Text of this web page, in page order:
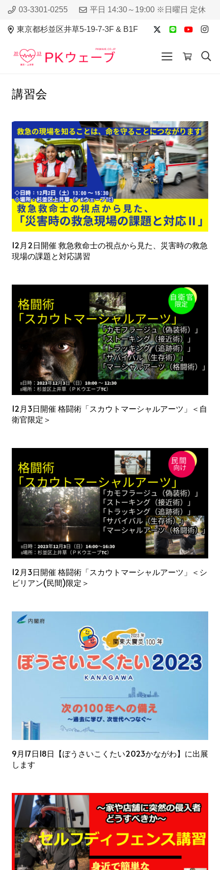
03-3301-0255 平日 14:30～19:00 ※日曜日 定休
東京都杉並区井草5-19-7-3F & B1F
講習会
12月2日開催 救急救命士の視点から見た、災害時の救急
現場の課題と対応講習
12月3日開催 格闘術「スカウトマーシャルアーツ」＜自
衛官限定＞
12月3日開催 格闘術「スカウトマーシャルアーツ」＜シ
ビリアン(民間)限定＞
9月17日18日【ぼうさいこくたい2023かながわ】に出展
します